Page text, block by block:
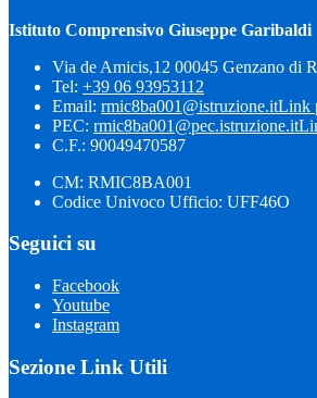
Istituto Comprensivo Giuseppe Garibaldi
Via de Amicis,12 00045 Genzano di
Tel: +39 06 93953112
Email: rmic8ba001@istruzione.itLink
PEC: rmic8ba001@pec.istruzione.it
C.F.: 90049470587
CM: RMIC8BA001
Codice Univoco Ufficio: UFF46O
Seguici su
Facebook
Youtube
Instagram
Sezione Link Utili